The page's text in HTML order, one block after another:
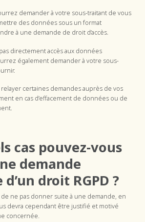
demander à votre sous-traitant de vous
des données sous un format
à une demande de droit d’accès.
directement accès aux données
également demander à votre sous-
certaines demandes auprès de vos
en cas d’effacement de données ou de
cas pouvez-vous
demande
d’un droit RGPD ?
ne pas donner suite à une demande, en
devra cependant être justifié et motivé
concernée.